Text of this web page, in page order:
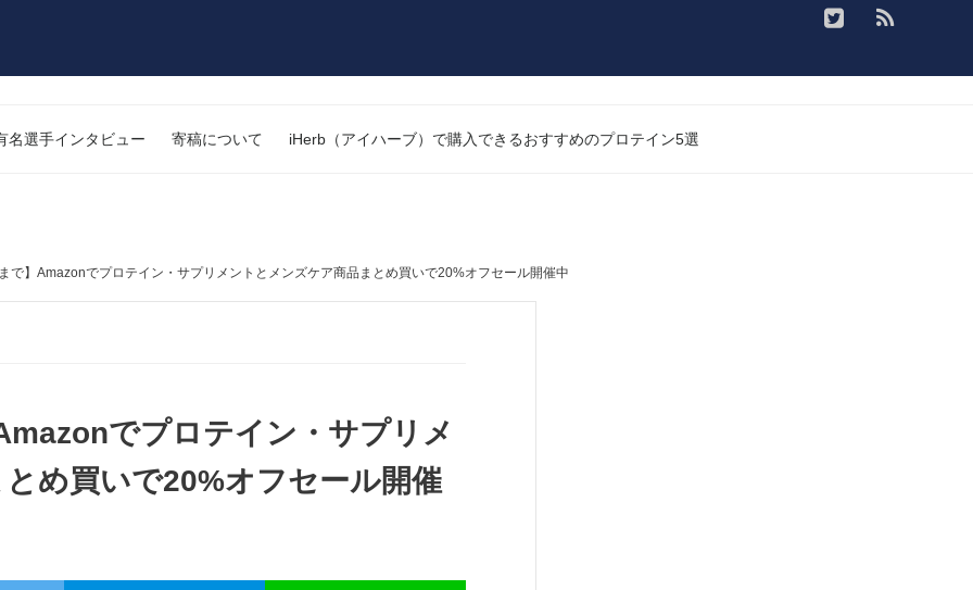
名選手インタビュー 寄稿について iHerb（アイハーブ）で購入できるおすすめのプロテイン5選
で】Amazonでプロテイン・サプリメントとメンズケア商品まとめ買いで20%オフセール開催中
でプロテイン・サプリメ
め買いで20%オフセール開催